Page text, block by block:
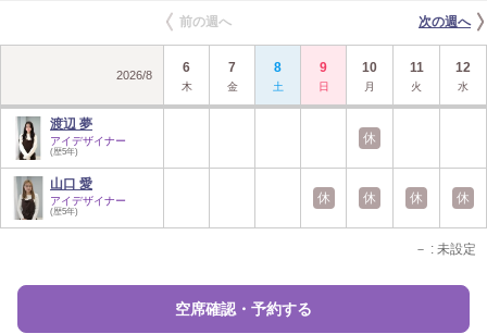
前の週へ 次の週へ
2026/8 6
木
7
金
8
土
9
日
10
月
11
火
12
水
渡辺 夢
アイデザイナー
(歴5年)
山口 愛
アイデザイナー
(歴5年)
休
休 休 休 休
－ : 未設定
空席確認・予約する